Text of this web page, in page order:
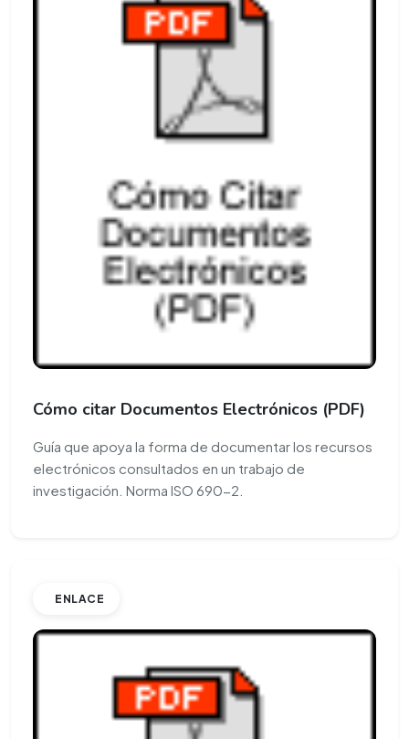
Cómo citar Documentos Electrónicos (PDF)
Guía que apoya la forma de documentar los recursos
electrónicos consultados en un trabajo de
investigación. Norma ISO 690-2.
ENLACE